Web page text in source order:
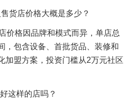
货店价格大概是多少？
价格因品牌和模式而异，单店总
，包含设备、首批货品、装修和
加盟方案，投资门槛从2万元社区
这样的店吗？